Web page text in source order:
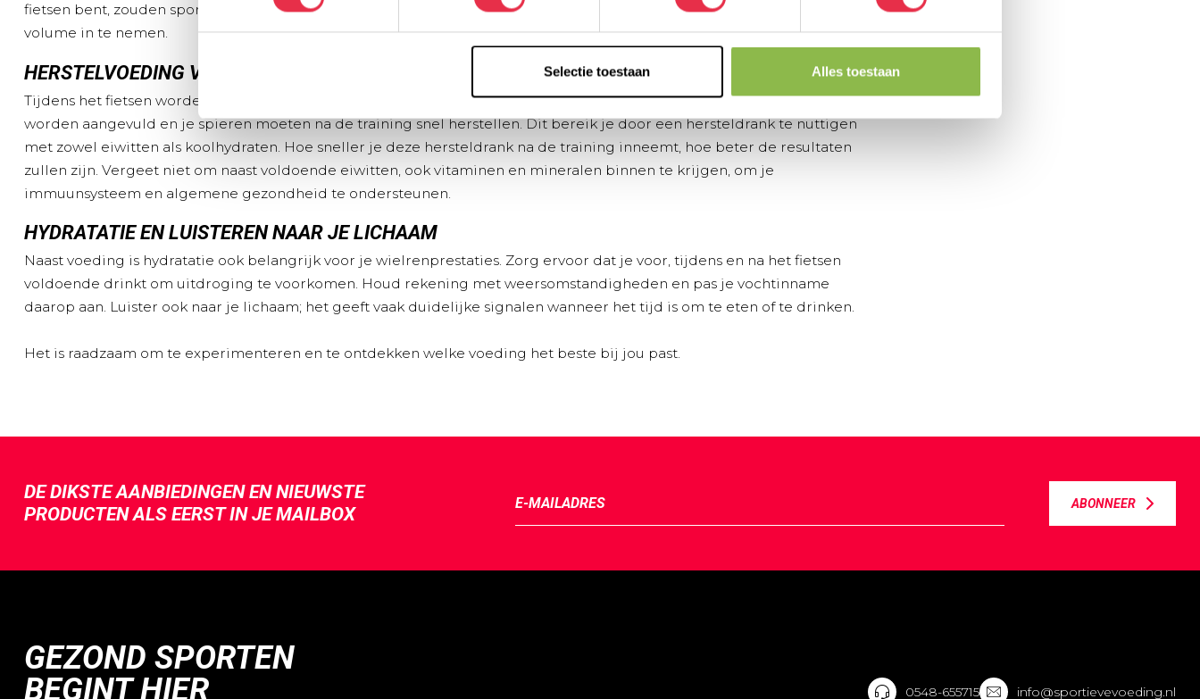
Selectie toestaan Alles toestaan
fietsen bent, zouden sportgels handiger kunnen zijn dan energierepen, omdat ze snel energie leveren zonder veel
volume in te nemen.
HERSTELVOEDING VOOR NA DE INSPANNING
Tijdens het fietsen worden diverse spiergroepen belast en verbruik je aanzienlijke energie. Deze reserves moeten snel
worden aangevuld en je spieren moeten na de training snel herstellen. Dit bereik je door een hersteldrank te nuttigen
met zowel eiwitten als koolhydraten. Hoe sneller je deze hersteldrank na de training inneemt, hoe beter de resultaten
zullen zijn. Vergeet niet om naast voldoende eiwitten, ook vitaminen en mineralen binnen te krijgen, om je
immuunsysteem en algemene gezondheid te ondersteunen.
HYDRATATIE EN LUISTEREN NAAR JE LICHAAM
Naast voeding is hydratatie ook belangrijk voor je wielrenprestaties. Zorg ervoor dat je voor, tijdens en na het fietsen
voldoende drinkt om uitdroging te voorkomen. Houd rekening met weersomstandigheden en pas je vochtinname
daarop aan. Luister ook naar je lichaam; het geeft vaak duidelijke signalen wanneer het tijd is om te eten of te drinken.
Het is raadzaam om te experimenteren en te ontdekken welke voeding het beste bij jou past.
DE DIKSTE AANBIEDINGEN EN NIEUWSTE
PRODUCTEN ALS EERST IN JE MAILBOX
ABONNEER
GEZOND SPORTEN
BEGINT HIER
0548-655715 info@sportievevoeding.nl